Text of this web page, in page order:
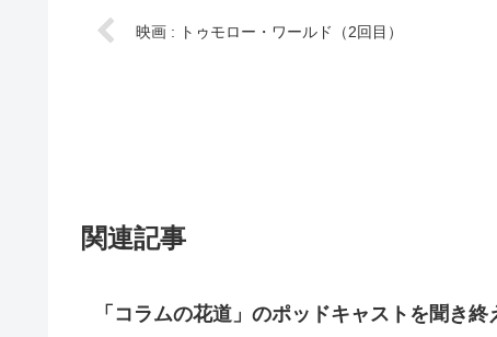
映画 : トゥモロー・ワールド（2回目）
関連記事
「コラムの花道」のポッドキャストを聞き